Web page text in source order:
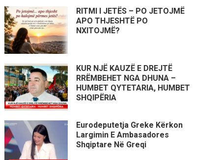
RITMI I JETËS – PO JETOJMË
APO THJESHTË PO
NXITOJMË?
KUR NJË KAUZË E DREJTË
RRËMBEHET NGA DHUNA –
HUMBET QYTETARIA, HUMBET
SHQIPËRIA
Eurodeputetja Greke Kërkon
Largimin E Ambasadores
Shqiptare Në Greqi